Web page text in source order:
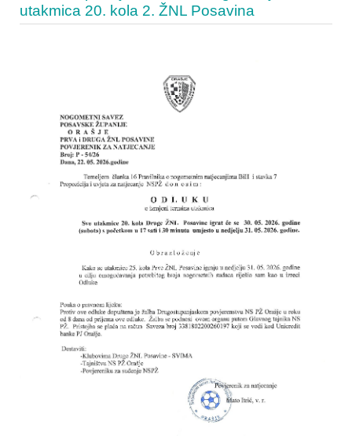
utakmica 20. kola 2. ŽNL Posavina